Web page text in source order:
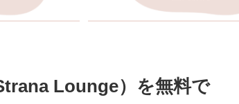
Lounge）を無料で